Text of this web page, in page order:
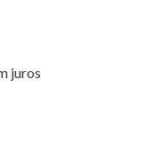
juros